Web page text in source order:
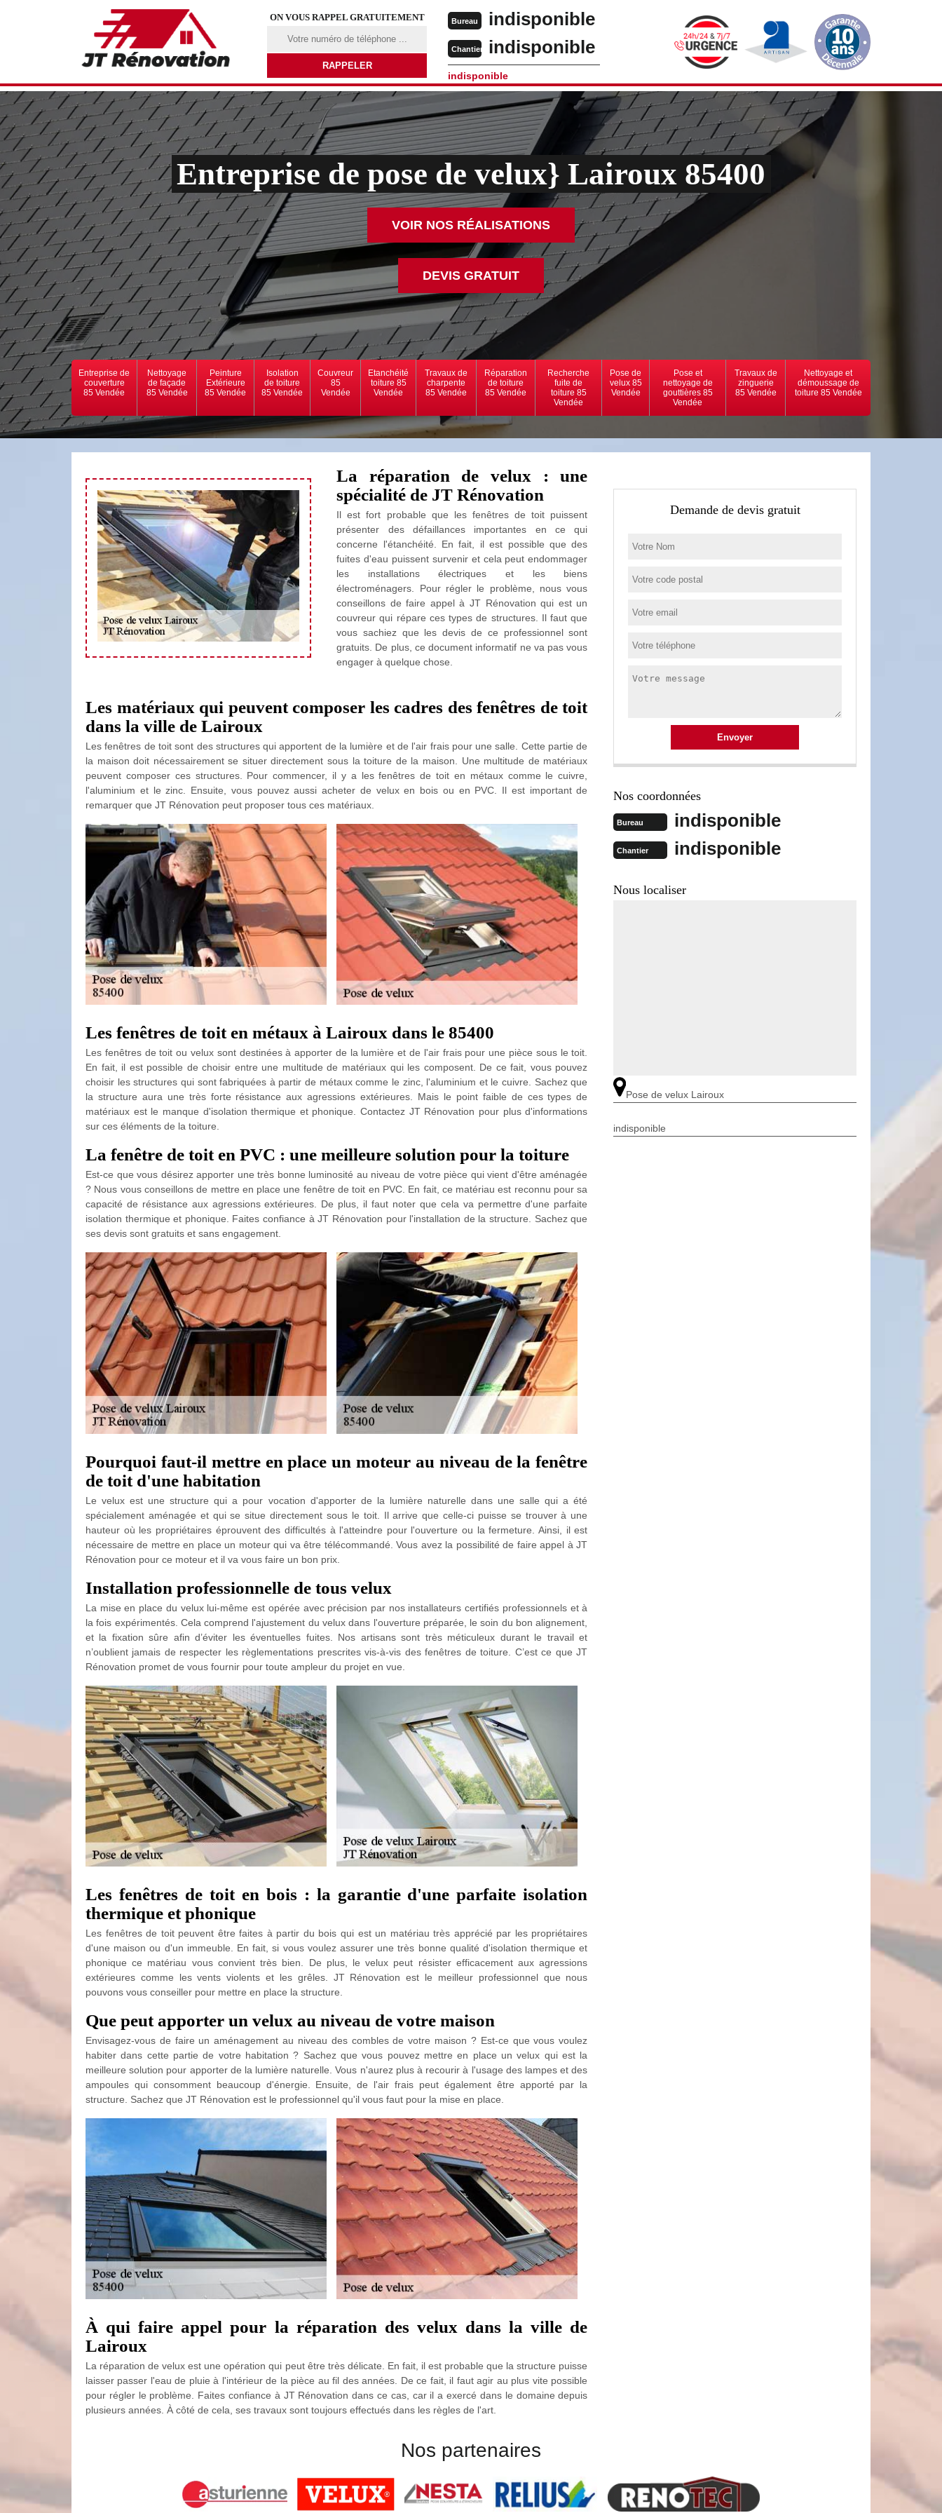
ON VOUS RAPPEL GRATUITEMENT Bureau indisponible
Chantier indisponible
indisponible
Entreprise de pose de velux} Lairoux 85400
VOIR NOS RÉALISATIONS
DEVIS GRATUIT
Entreprise de
couverture
85 Vendée
Nettoyage
de façade
85 Vendée
Peinture
Extérieure
85 Vendée
Isolation
de toiture
85 Vendée
Couvreur
85
Vendée
Etanchéité
toiture 85
Vendée
Travaux de
charpente
85 Vendée
Réparation
de toiture
85 Vendée
Recherche
fuite de
toiture 85
Vendée
Pose de
velux 85
Vendée
Pose et
nettoyage de
gouttières 85
Vendée
Travaux de
zinguerie
85 Vendée
Nettoyage et
démoussage de
toiture 85 Vendée
La réparation de velux : une
spécialité de JT Rénovation
Il est fort probable que les fenêtres de toit puissent
présenter des défaillances importantes en ce qui
concerne l'étanchéité. En fait, il est possible que des
fuites d'eau puissent survenir et cela peut endommager
les installations électriques et les biens
électroménagers. Pour régler le problème, nous vous
conseillons de faire appel à JT Rénovation qui est un
couvreur qui répare ces types de structures. Il faut que
vous sachiez que les devis de ce professionnel sont
gratuits. De plus, ce document informatif ne va pas vous
engager à quelque chose.
Les matériaux qui peuvent composer les cadres des fenêtres de toit
dans la ville de Lairoux
Les fenêtres de toit sont des structures qui apportent de la lumière et de l'air frais pour une salle. Cette partie de
la maison doit nécessairement se situer directement sous la toiture de la maison. Une multitude de matériaux
peuvent composer ces structures. Pour commencer, il y a les fenêtres de toit en métaux comme le cuivre,
l'aluminium et le zinc. Ensuite, vous pouvez aussi acheter de velux en bois ou en PVC. Il est important de
remarquer que JT Rénovation peut proposer tous ces matériaux.
Les fenêtres de toit en métaux à Lairoux dans le 85400
Les fenêtres de toit ou velux sont destinées à apporter de la lumière et de l'air frais pour une pièce sous le toit.
En fait, il est possible de choisir entre une multitude de matériaux qui les composent. De ce fait, vous pouvez
choisir les structures qui sont fabriquées à partir de métaux comme le zinc, l'aluminium et le cuivre. Sachez que
la structure aura une très forte résistance aux agressions extérieures. Mais le point faible de ces types de
matériaux est le manque d'isolation thermique et phonique. Contactez JT Rénovation pour plus d'informations
sur ces éléments de la toiture.
La fenêtre de toit en PVC : une meilleure solution pour la toiture
Est-ce que vous désirez apporter une très bonne luminosité au niveau de votre pièce qui vient d'être aménagée
? Nous vous conseillons de mettre en place une fenêtre de toit en PVC. En fait, ce matériau est reconnu pour sa
capacité de résistance aux agressions extérieures. De plus, il faut noter que cela va permettre d'une parfaite
isolation thermique et phonique. Faites confiance à JT Rénovation pour l'installation de la structure. Sachez que
ses devis sont gratuits et sans engagement.
Pourquoi faut-il mettre en place un moteur au niveau de la fenêtre
de toit d'une habitation
Le velux est une structure qui a pour vocation d'apporter de la lumière naturelle dans une salle qui a été
spécialement aménagée et qui se situe directement sous le toit. Il arrive que celle-ci puisse se trouver à une
hauteur où les propriétaires éprouvent des difficultés à l'atteindre pour l'ouverture ou la fermeture. Ainsi, il est
nécessaire de mettre en place un moteur qui va être télécommandé. Vous avez la possibilité de faire appel à JT
Rénovation pour ce moteur et il va vous faire un bon prix.
Installation professionnelle de tous velux
La mise en place du velux lui-même est opérée avec précision par nos installateurs certifiés professionnels et à
la fois expérimentés. Cela comprend l'ajustement du velux dans l'ouverture préparée, le soin du bon alignement,
et la fixation sûre afin d’éviter les éventuelles fuites. Nos artisans sont très méticuleux durant le travail et
n’oublient jamais de respecter les règlementations prescrites vis-à-vis des fenêtres de toiture. C’est ce que JT
Rénovation promet de vous fournir pour toute ampleur du projet en vue.
Les fenêtres de toit en bois : la garantie d'une parfaite isolation
thermique et phonique
Les fenêtres de toit peuvent être faites à partir du bois qui est un matériau très apprécié par les propriétaires
d'une maison ou d'un immeuble. En fait, si vous voulez assurer une très bonne qualité d'isolation thermique et
phonique ce matériau vous convient très bien. De plus, le velux peut résister efficacement aux agressions
extérieures comme les vents violents et les grêles. JT Rénovation est le meilleur professionnel que nous
pouvons vous conseiller pour mettre en place la structure.
Que peut apporter un velux au niveau de votre maison
Envisagez-vous de faire un aménagement au niveau des combles de votre maison ? Est-ce que vous voulez
habiter dans cette partie de votre habitation ? Sachez que vous pouvez mettre en place un velux qui est la
meilleure solution pour apporter de la lumière naturelle. Vous n'aurez plus à recourir à l'usage des lampes et des
ampoules qui consomment beaucoup d'énergie. Ensuite, de l'air frais peut également être apporté par la
structure. Sachez que JT Rénovation est le professionnel qu'il vous faut pour la mise en place.
À qui faire appel pour la réparation des velux dans la ville de
Lairoux
La réparation de velux est une opération qui peut être très délicate. En fait, il est probable que la structure puisse
laisser passer l'eau de pluie à l'intérieur de la pièce au fil des années. De ce fait, il faut agir au plus vite possible
pour régler le problème. Faites confiance à JT Rénovation dans ce cas, car il a exercé dans le domaine depuis
plusieurs années. À côté de cela, ses travaux sont toujours effectués dans les règles de l'art.
Demande de devis gratuit
Nos coordonnées
Bureau indisponible
Chantier indisponible
Nous localiser
Pose de velux Lairoux
indisponible
Nos partenaires